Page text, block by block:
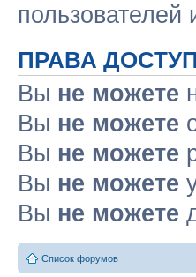
пользователей
ПРАВА
Вы не можете
Вы не можете
Вы не можете
Вы не можете
Вы не можете
Список форумов